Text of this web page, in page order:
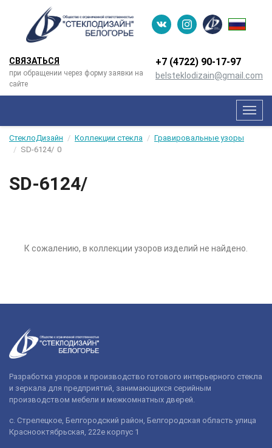
СВЯЗАТЬСЯ
при обращении через форму заявки на
сайте
+7 (4722) 90-­17-­97
belsteklodizain@gmail.com
Меню
СтеклоДизайн Коллекции стекла
Гравировальные узоры
SD-6124/ 0
SD-6124/
К сожалению, в коллекции узоров изделий не найдено.
Разработка узоров и производство готового интерьерного стекла
и зеркала для предприятий, занимающихся серийным
производством мебели и межкомнатных дверей.
с. Стрелецкое, Белгородский район, Белгородская область улица
Краснооктябрьская, 222е корпус 1